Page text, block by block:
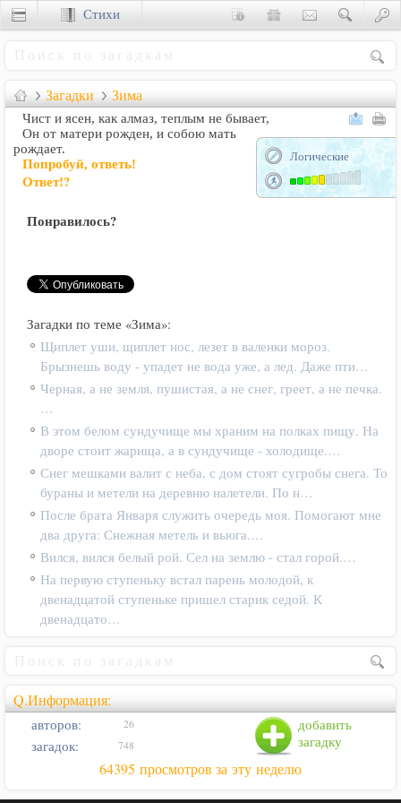
Загадки Зима
Логические
Чист и ясен, как алмаз, теплым не бывает,
Он от матери рожден, и собою мать
рождает.
Попробуй, ответь!
Ответ!?
Понравилось?
Загадки по теме «Зима»:
Щиплет уши, щиплет нос, лезет в валенки мороз.
Брызнешь воду - упадет не вода уже, а лед. Даже пти…
Черная, а не земля, пушистая, а не снег, греет, а не печка.
…
В этом белом сундучище мы храним на полках пищу. На
дворе стоит жарища, а в сундучище - холодище.…
Снег мешками валит с неба, с дом стоят сугробы снега. То
бураны и метели на деревню налетели. По н…
После брата Января служить очередь моя. Помогают мне
два друга: Снежная метель и вьюга.…
Вился, вился белый рой. Сел на землю - стал горой.…
На первую ступеньку встал парень молодой, к
двенадцатой ступеньке пришел старик седой. К
двенадцато…
Q.Информация:
добавить
загадку
авторов: 26
загадок: 748
64395 просмотров за эту неделю
Стихи